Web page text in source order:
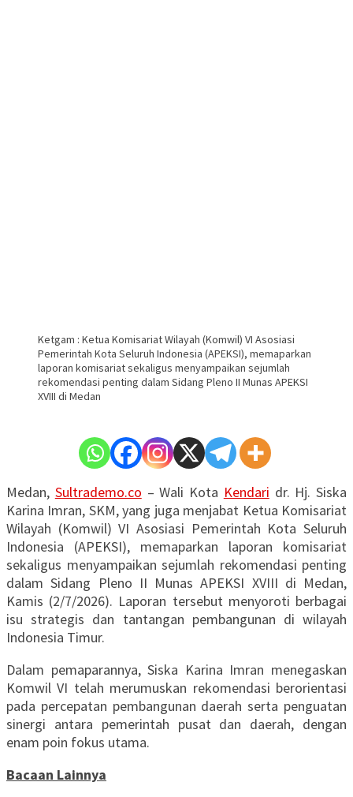
Ketgam : Ketua Komisariat Wilayah (Komwil) VI Asosiasi
Pemerintah Kota Seluruh Indonesia (APEKSI), memaparkan
laporan komisariat sekaligus menyampaikan sejumlah
rekomendasi penting dalam Sidang Pleno II Munas APEKSI
XVIII di Medan
Medan, Sultrademo.co – Wali Kota Kendari dr. Hj. Siska
Karina Imran, SKM, yang juga menjabat Ketua Komisariat
Wilayah (Komwil) VI Asosiasi Pemerintah Kota Seluruh
Indonesia (APEKSI), memaparkan laporan komisariat
sekaligus menyampaikan sejumlah rekomendasi penting
dalam Sidang Pleno II Munas APEKSI XVIII di Medan,
Kamis (2/7/2026). Laporan tersebut menyoroti berbagai
isu strategis dan tantangan pembangunan di wilayah
Indonesia Timur.
Dalam pemaparannya, Siska Karina Imran menegaskan
Komwil VI telah merumuskan rekomendasi berorientasi
pada percepatan pembangunan daerah serta penguatan
sinergi antara pemerintah pusat dan daerah, dengan
enam poin fokus utama.
Bacaan Lainnya